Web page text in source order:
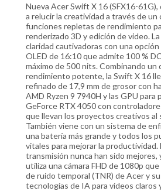
Nueva Acer Swift X 16 (SFX16-61G),
a relucir la creatividad a través de
funciones repletas de rendimiento
renderizado 3D y edición de video.
claridad cautivadoras con una opción
OLED de 16:10 que admite 100 %
máximo de 500 nits. Combinando
rendimiento potente, la Swift X 16
refinado de 17,9 mm de grosor con
AMD Ryzen 9 7940H y las GPU
GeForce RTX 4050 con
que llevan los proyectos creativos al
También viene con un sistema de
una batería más grande y todos los
vitales para mejorar la productividad.
transmisión nunca han sido mejores,
utiliza una cámara FHD de 1080p
de ruido temporal (TNR) de Acer y
tecnologías de IA para videos claros